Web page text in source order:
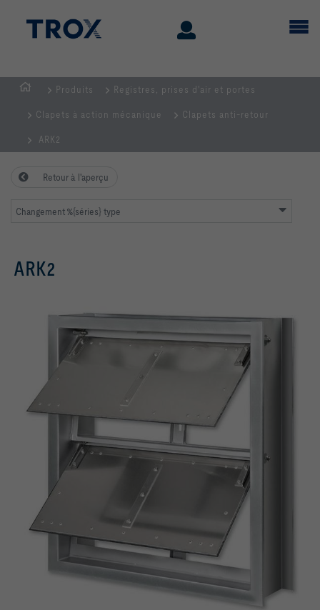
d'accueil
Produits Registres, prises d'air et portes
Clapets à action mécanique Clapets anti-retour
ARK2
Retour à l'aperçu
Changement %{séries} type
ARK2